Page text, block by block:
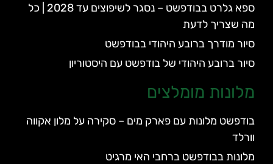
ספא גלרט בבודפשט – נסגר לשיפוצים עד 2028 | כל
מה שצריך לדעת
סיור מודרך ברובע היהודי בבודפשט
סיור ברובע היהודי של בודפשט עם היסטוריון
מלונות מומלצים
בודפשט מלונות עם פארק מים – סקירה על מלון אקווה
וורלד
מלונות בבודפשט ברחבי האי מרגיט